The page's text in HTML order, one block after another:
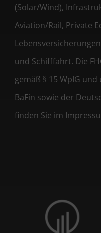
(Solar/Wind),
Aviation/Rail, Private
und Schifffahrt. Die
gemäß § 15 WpIG
BaFin sowie der
finden Sie im